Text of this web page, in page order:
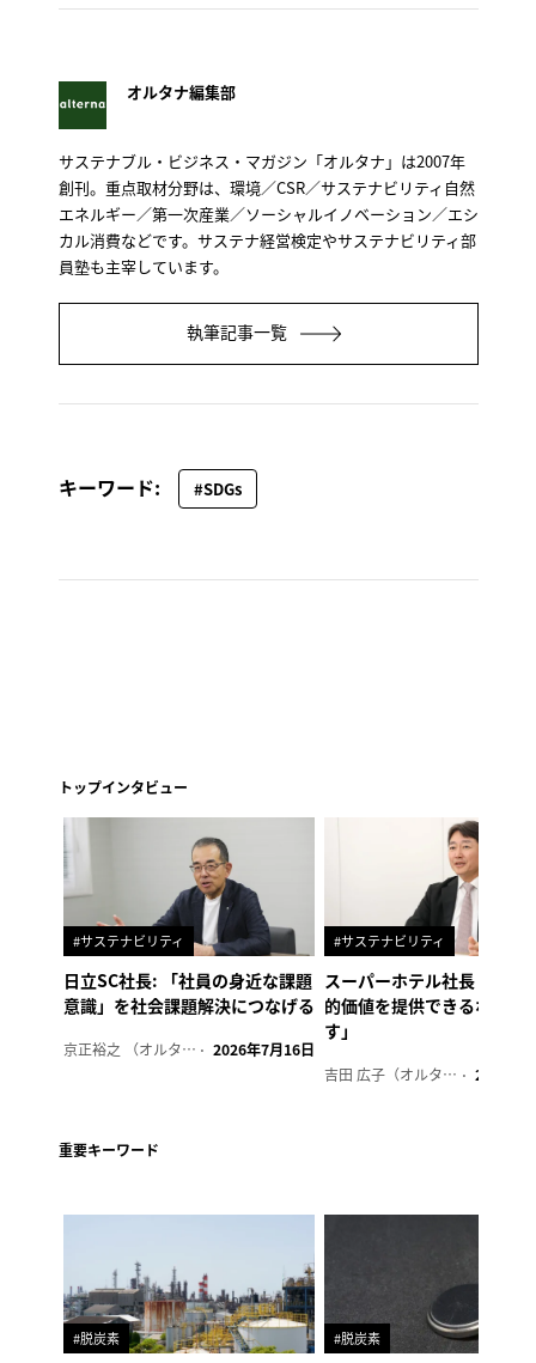
オルタナ編集部
サステナブル・ビジネス・マガジン「オルタナ」は2007年
創刊。重点取材分野は、環境／CSR／サステナビリティ自然
エネルギー／第一次産業／ソーシャルイノベーション／エシ
カル消費などです。サステナ経営検定やサステナビリティ部
員塾も主宰しています。
執筆記事一覧
キーワード: #SDGs
トップインタビュー
#サステナビリティ
日立SC社長: 「社員の身近な課題
意識」を社会課題解決につなげる
京正裕之 （オルタナ副編集長） 2026年7月16日
#サステナビリティ
スーパーホテル社長「地域
的価値を提供できるホテル
す」
吉田 広子（オルタナ輪番編集長） 2026年6
重要キーワード
#脱炭素 #脱炭素